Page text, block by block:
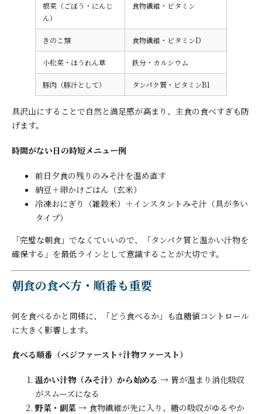
根菜（ごぼう・にんじ
ん）
食物繊維・ビタミン
きのこ類 食物繊維・ビタミンD
小松菜・ほうれん草 鉄分・カルシウム
豚肉（豚汁として） タンパク質・ビタミンB1
具沢山にすることで自然と満足感が高まり、主食の食べすぎも防
げます。
時間がない日の時短メニュー例
前日夕食の残りのみそ汁を温め直す
納豆＋卵かけごはん（玄米）
冷凍おにぎり（雑穀米）＋インスタントみそ汁（具が多い
タイプ）
「完璧な朝食」でなくていいので、「タンパク質と温かい汁物を
確保する」を最低ラインとして意識することが大切です。
朝食の食べ方・順番も重要
何を食べるかと同様に、「どう食べるか」も血糖値コントロール
に大きく影響します。
食べる順番（ベジファースト+汁物ファースト）
温かい汁物（みそ汁）から始める → 胃が温まり消化吸収
がスムーズになる
野菜・副菜 → 食物繊維が先に入り、糖の吸収がゆるやか